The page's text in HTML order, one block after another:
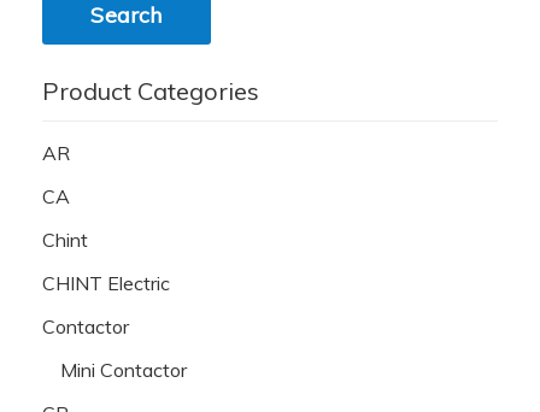
Search
Product Categories
AR
CA
Chint
CHINT Electric
Contactor
Mini Contactor